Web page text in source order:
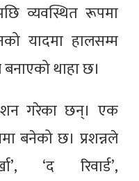
व्यवस्थित रूपमा
यादमा हालसम्म
थाहा छ।
गरेका छन्। एक
बनेको छ। प्रशन्नले
‘द रिवार्ड’,